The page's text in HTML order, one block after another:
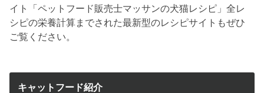
イト「ペットフード販売士マッサンの犬猫レシピ」全レ
シピの栄養計算までされた最新型のレシピサイトもぜひ
ご覧ください。
キャットフード紹介